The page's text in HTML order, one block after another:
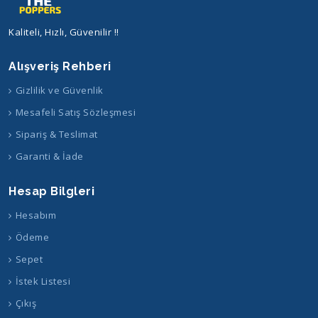
Kaliteli, Hızlı, Güvenilir !!
Alışveriş Rehberi
Gizlilik ve Güvenlik
Mesafeli Satış Sözleşmesi
Sipariş & Teslimat
Garanti & İade
Hesap Bilgleri
Hesabım
Ödeme
Sepet
İstek Listesi
Çıkış